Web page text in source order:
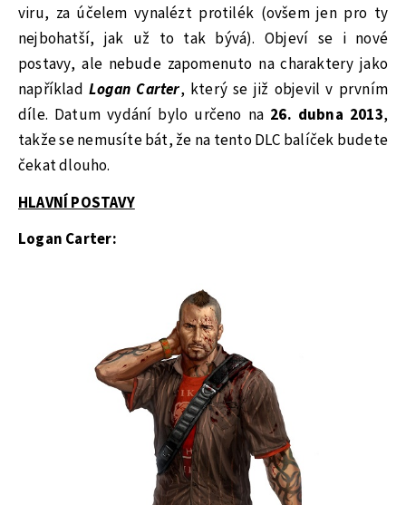
viru, za účelem vynalézt protilék (ovšem jen pro ty
nejbohatší, jak už to tak bývá). Objeví se i nové
postavy, ale nebude zapomenuto na charaktery jako
napříkladLogan Carter, který se již objevil v prvním
díle. Datum vydání bylo určeno na 26. dubna 2013,
takže se nemusíte bát, že na tento DLC balíček budete
čekat dlouho.
HLAVNÍ POSTAVY
Logan Carter: